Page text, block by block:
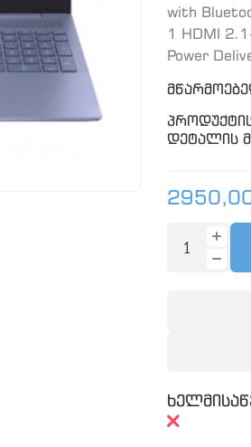
with
1 HDMI
Power
დეტალის